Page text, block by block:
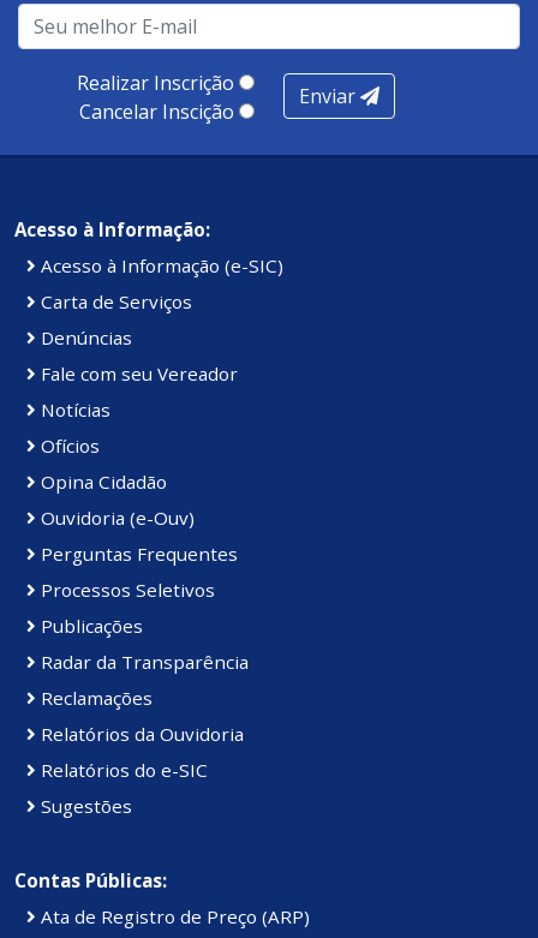
Realizar Inscrição
Cancelar Inscição
Enviar
Acesso à Informação:
Acesso à Informação (e-SIC)
Carta de Serviços
Denúncias
Fale com seu Vereador
Notícias
Ofícios
Opina Cidadão
Ouvidoria (e-Ouv)
Perguntas Frequentes
Processos Seletivos
Publicações
Radar da Transparência
Reclamações
Relatórios da Ouvidoria
Relatórios do e-SIC
Sugestões
Contas Públicas:
Ata de Registro de Preço (ARP)